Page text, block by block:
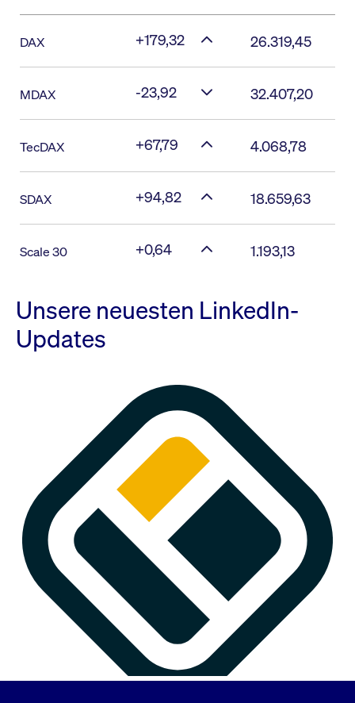
DAX +179,32 26.319,45
MDAX -23,92 32.407,20
TecDAX +67,79 4.068,78
SDAX +94,82 18.659,63
Scale 30 +0,64 1.193,13
Unsere neuesten LinkedIn-
Updates